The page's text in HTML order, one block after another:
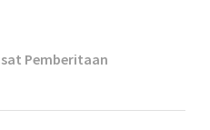
Pemberitaan